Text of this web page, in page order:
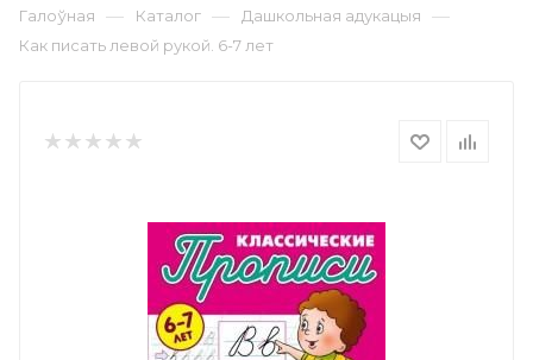
Галоўная — Каталог — Дашкольная адукацыя —
Как писать левой рукой. 6-7 лет